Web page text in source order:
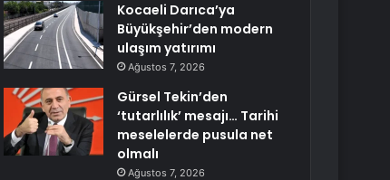
Kocaeli Darıca’ya
Büyükşehir’den modern
ulaşım yatırımı
Ağustos 7, 2026
Gürsel Tekin’den
‘tutarlılık’ mesajı… Tarihi
meselelerde pusula net
olmalı
Ağustos 7, 2026